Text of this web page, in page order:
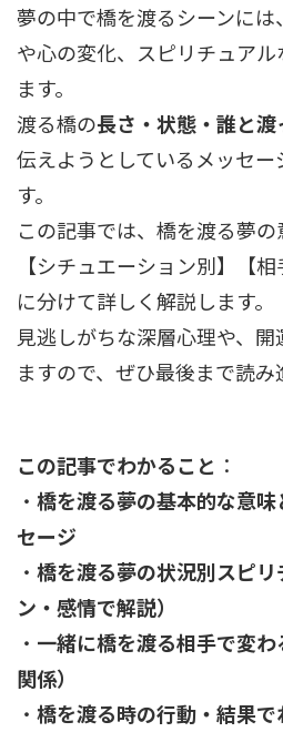
夢の中で橋を渡るシーンに
や心の変化、スピリチュア
ます。
渡る橋の長さ・状態・誰と渡
伝えようとしているメッセー
す。
この記事では、橋を渡る夢の
【シチュエーション別】【
に分けて詳しく解説します。
見逃しがちな深層心理や、
ますので、ぜひ最後まで読み
この記事でわかること ：
・ 橋を渡る夢の基本的な意
セージ
・ 橋を渡る夢の状況別スピ
ン・感情で解説）
・ 一緒に橋を渡る相手で変
関係）
・ 橋を渡る時の行動・結果